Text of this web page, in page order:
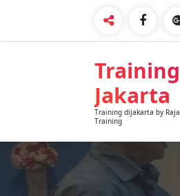
Training
Jakarta
Training dijakarta by Raja
Training